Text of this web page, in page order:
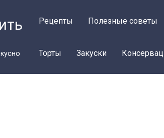
Рецепты Полезные советы
Торты Закуски